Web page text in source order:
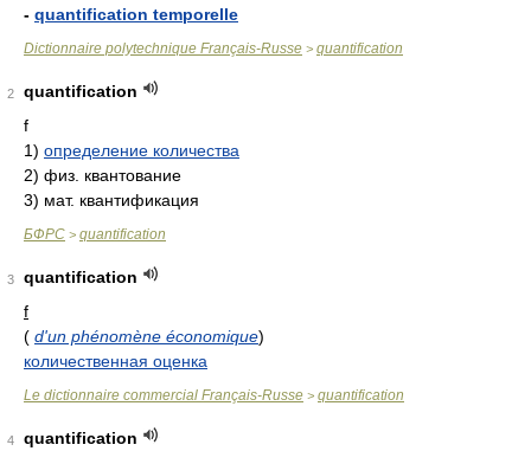
- quantification temporelle
Dictionnaire polytechnique Français-Russe > quantification
2
quantification
f
1) определение количества
2) физ. квантование
3) мат. квантификация
БФРС > quantification
3
quantification
f
( d'un phénomène économique)
количественная оценка
Le dictionnaire commercial Français-Russe > quantification
4
quantification